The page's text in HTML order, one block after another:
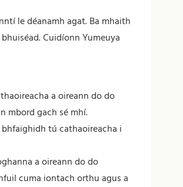
le déanamh agat. Ba mhaith
Cuidíonn Yumeuya
a oireann do do
mbord gach sé mhí.
tú cathaoireacha i
a oireann do do
cuma iontach orthu agus a